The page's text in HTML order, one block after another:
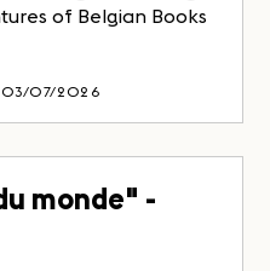
of Belgian Books
03/07/2026
monde" -